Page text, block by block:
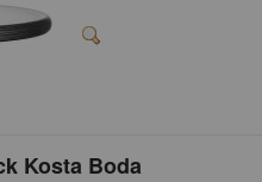
Kosta Boda